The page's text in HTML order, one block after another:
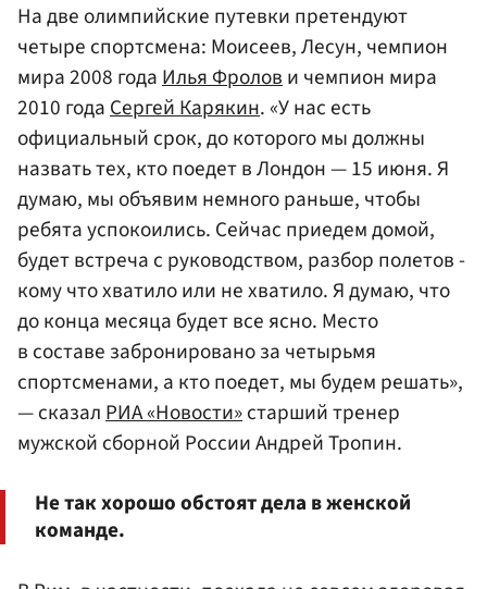
На две олимпийские путевки претендуют
четыре спортсмена: Моисеев, Лесун, чемпион
мира 2008 годаИлья Фролови чемпион мира
2010 годаСергей Карякин. «У нас есть
официальный срок, до которого мы должны
назвать тех, кто поедет в Лондон — 15 июня. Я
думаю, мы объявим немного раньше, чтобы
ребята успокоились. Сейчас приедем домой,
будет встреча с руководством, разбор полетов -
кому что хватило или не хватило. Я думаю, что
до конца месяца будет все ясно. Место
в составе забронировано за четырьмя
спортсменами, а кто поедет, мы будем решать»,
— сказалРИА «Новости»старший тренер
мужской сборной России Андрей Тропин.
Не так хорошо обстоят дела в женской
команде.